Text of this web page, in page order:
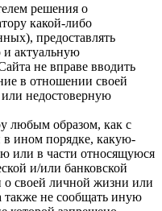
решения о
какой-либо
предоставлять
и актуальную
не вправе вводить
в отношении своей
недостоверную
любым образом, как с
в ином порядке, какую-
или в части относящуюся
и/или банковской
своей личной жизни или
также не сообщать иную